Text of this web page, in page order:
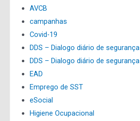
AVCB
campanhas
Covid-19
DDS – Dialogo diário de segurança
DDS – Dialogo diário de segurança
EAD
Emprego de SST
eSocial
Higiene Ocupacional